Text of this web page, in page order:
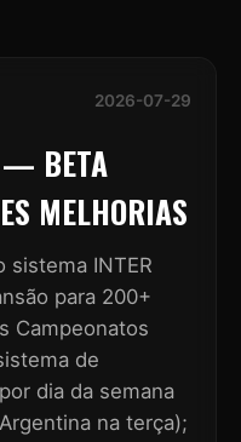
2026-07-29
— BETA
MELHORIAS
sistema INTER
para 200+
Campeonatos
de
dia da semana
na terça);